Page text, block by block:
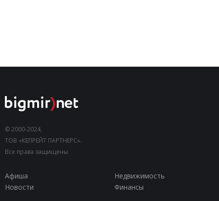
© 2000-2024,
ТОВ «КЕПРЕЙТ ПАРТНЕРС».
Все права защищены.
Афиша
Недвижимость
Новости
Финансы